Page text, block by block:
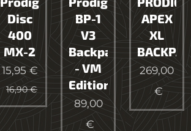
Disc
400
MX-2
15,95 €
16,90€
BP-1
V3
Backpack
- VM
Edition
89,00
€
APEX
XL
269,00
€